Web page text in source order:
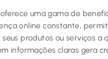
oferece uma gama de
online constante,
produtos ou serviços a
informações claras gera